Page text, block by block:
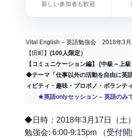
新しい参加者も歓迎
Vital English – 英語勉強会 2018年3
【田町】 (100人限定）
【コミュニケーション編】 [中級～上
◆テーマ「仕事以外の活動を自由に英
ィビティ・趣味・プロボノ・ボランテ
★英語onlyセッション – 英語のみ
◆日時：2018年3月17日（土）
勉強会: 6:00-9:15pm （受付